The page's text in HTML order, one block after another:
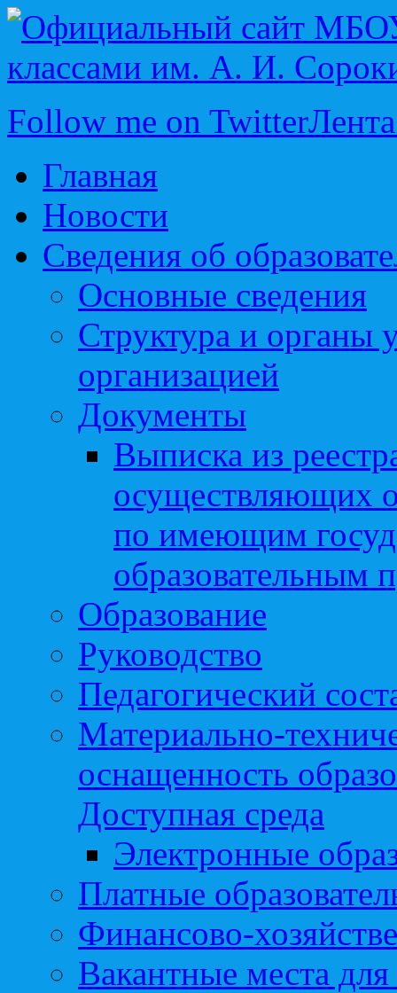
Follow me on Twitter
Главная
Новости
Сведения об
Основные сведения
Структура и органы
организацией
Документы
Выписка из
осуществляющих
по имеющим
образовательным
Образование
Руководство
Педагогический
Материально-
оснащенность
Доступная среда
Электронные
Платные
Финансово-
Вакантные места